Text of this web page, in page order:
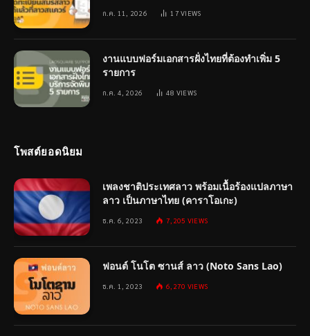
ก.ค. 11, 2026 17VIEWS
งานแบบฟอร์มเอกสารฝั่งไทยที่ต้องทำเพิ่ม 5
รายการ
ก.ค. 4, 2026 48 VIEWS
โพสต์ยอดนิยม
เพลงชาติประเทศลาว พร้อมเนื้อร้องแปลภาษา
ลาว เป็นภาษาไทย (คาราโอเกะ)
ธ.ค. 6, 2023 7,205 VIEWS
ฟอนต์ โนโต ซานส์ ลาว (Noto Sans Lao)
ธ.ค. 1, 2023 6,270 VIEWS